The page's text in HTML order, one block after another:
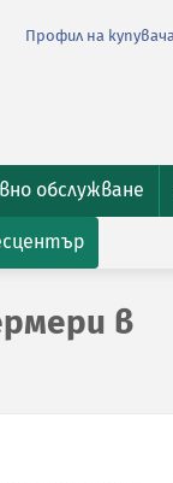
Профил на
обслужване
в